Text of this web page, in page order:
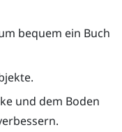
bequem ein Buch
und dem Boden